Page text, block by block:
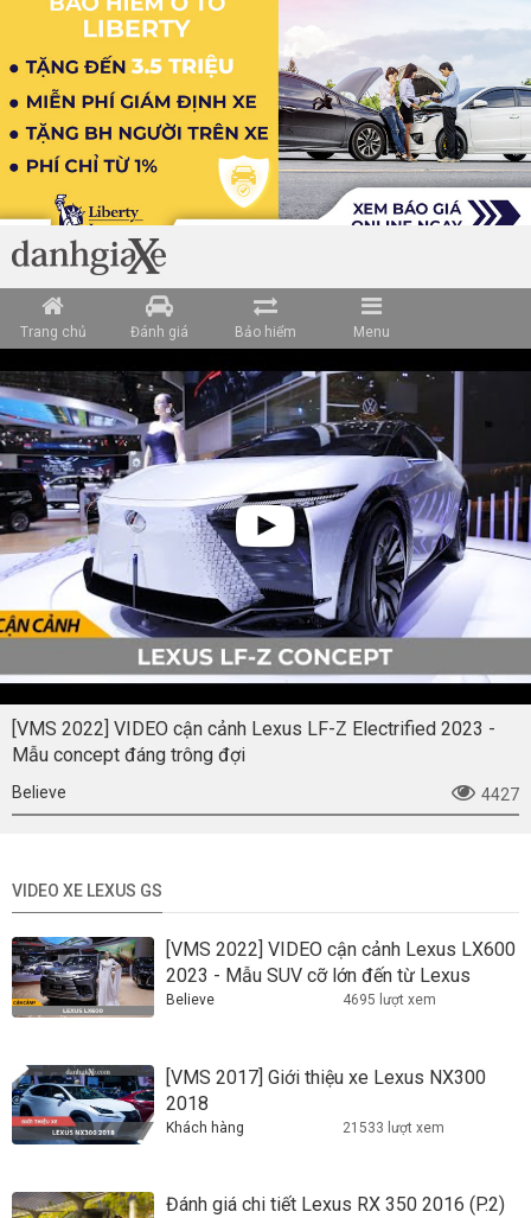
Trang chủ Đánh giá Bảo hiểm Menu
[VMS 2022] VIDEO cận cảnh Lexus LF-Z Electrified 2023 -
Mẫu concept đáng trông đợi
Believe 4427
VIDEO XE LEXUS GS
[VMS 2022] VIDEO cận cảnh Lexus LX600
2023 - Mẫu SUV cỡ lớn đến từ Lexus
Believe 4695 lượt xem
[VMS 2017] Giới thiệu xe Lexus NX300
2018
Khách hàng 21533 lượt xem
Đánh giá chi tiết Lexus RX 350 2016 (P.2)